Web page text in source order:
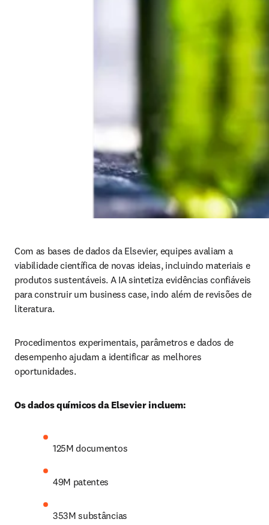
Com as bases de dados da Elsevier, equipes avaliam a
viabilidade científica de novas ideias, incluindo materiais e
produtos sustentáveis. A IA sintetiza evidências confiáveis
para construir um business case, indo além de revisões de
literatura.
Procedimentos experimentais, parâmetros e dados de
desempenho ajudam a identificar as melhores
oportunidades.
Os dados químicos da Elsevier incluem:
125M documentos
49M patentes
353M substâncias